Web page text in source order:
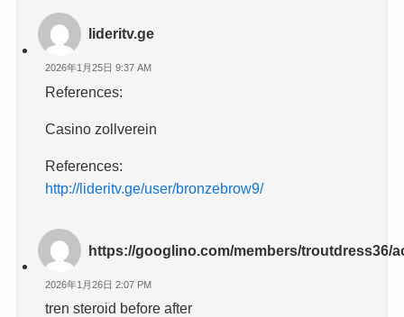
lideritv.ge
2026年1月25日 9:37 AM
References:
Casino zollverein
References:
http://lideritv.ge/user/bronzebrow9/
https://googlino.com/members/troutdress36/
2026年1月26日 2:07 PM
tren steroid before after